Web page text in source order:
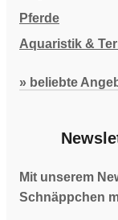
Pferde
Aquaristik &
» beliebte
Mit unserem
Schnäppchen